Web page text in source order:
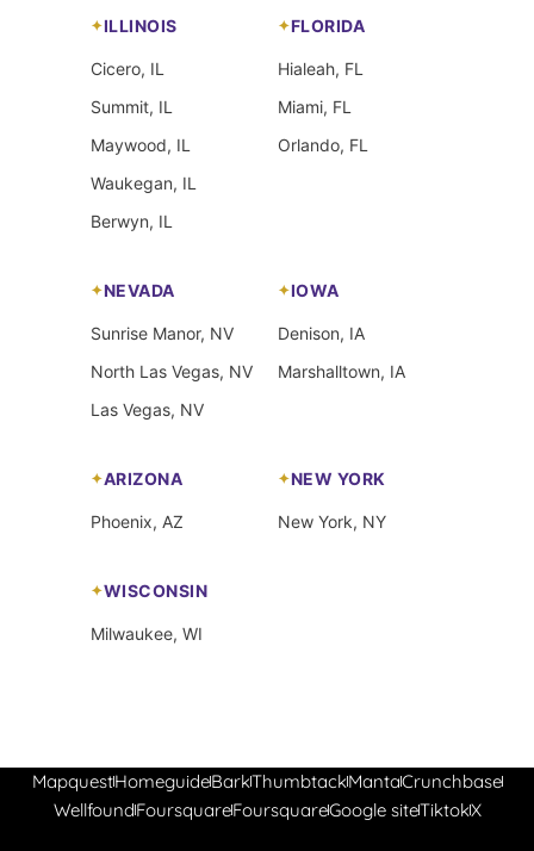
ILLINOIS
Cicero, IL
Summit, IL
Maywood, IL
Waukegan, IL
Berwyn, IL
FLORIDA
Hialeah, FL
Miami, FL
Orlando, FL
NEVADA
Sunrise Manor, NV
North Las Vegas, NV
Las Vegas, NV
IOWA
Denison, IA
Marshalltown, IA
ARIZONA
Phoenix, AZ
NEW YORK
New York, NY
WISCONSIN
Milwaukee, WI
MapquestHomeguideBarkThumbtackMantaCrunchbase
WellfoundFoursquareFoursquareGoogle siteTiktokX